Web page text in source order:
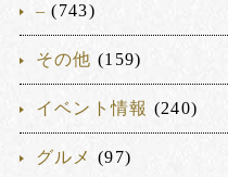
– (743)
その他 (159)
イベント情報 (240)
グルメ (97)